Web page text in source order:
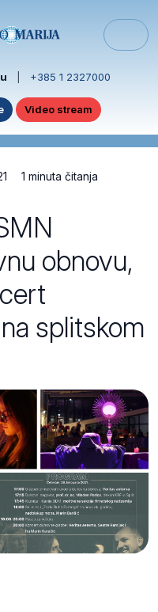
+385 1 2327000
Video stream
1 minuta čitanja
obnovu,
splitskom